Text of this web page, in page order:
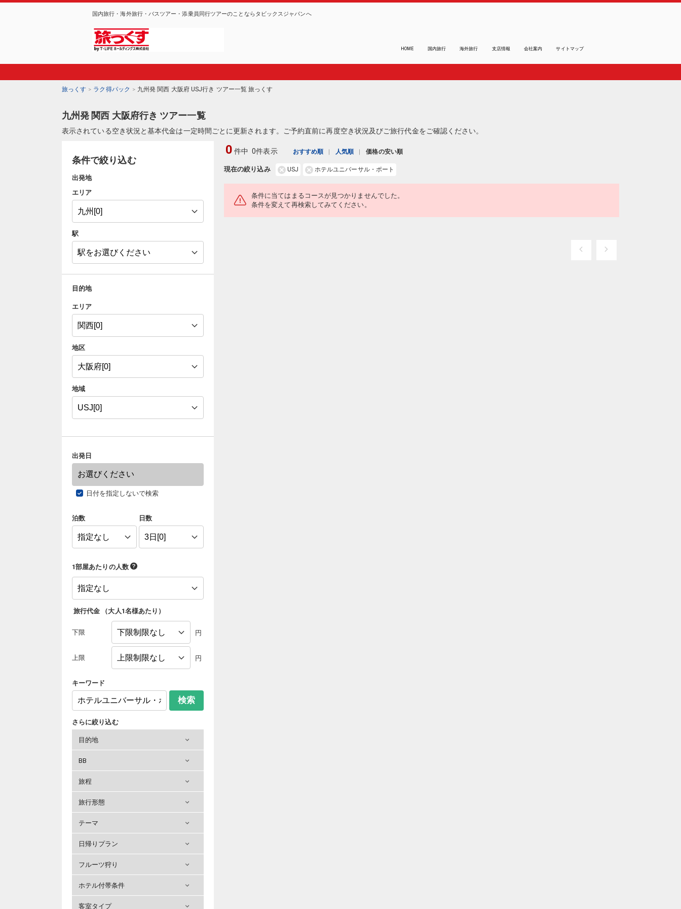
国内旅行・海外旅行・バスツアー・添乗員同行ツアーのことならタビックスジャパンへ
HOME 国内旅行 海外旅行 支店情報 会社案内 サイトマップ
旅っくす ラク得パック 九州発 関西 大阪府 USJ行き ツアー一覧 旅っくす
九州発 関西 大阪府行き ツアー一覧
表示されている空き状況と基本代金は一定時間ごとに更新されます。ご予約直前に再度空き状況及びご旅行代金をご確認ください。
条件で絞り込む
出発地
エリア
駅
目的地
エリア
地区
地域
出発日
日付を指定しないで検索
泊数 日数
1部屋あたりの人数
旅行代金 （大人1名様あたり ）
下限 円
上限 円
キーワード
検索
さらに絞り込む
目的地
BB
旅程
旅行形態
テーマ
日帰りプラン
フルーツ狩り
ホテル付帯条件
客室タイプ
現在の絞り込み USJ ホテルユニバーサル・ポート
0 件中 0件表示 おすすめ順 人気順 価格の安い順
条件に当てはまるコースが見つかりませんでした。
条件を変えて再検索してみてください。